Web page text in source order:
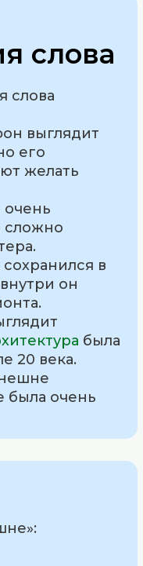
слова
слова
выглядит
его
желать
сложно
в
он
была
20 века.
была очень